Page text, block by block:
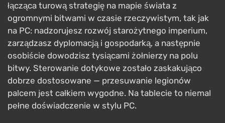
łącząca turową strategię na mapie świata z
ogromnymi bitwami w czasie rzeczywistym, tak jak
na PC: nadzorujesz rozwój starożytnego imperium,
zarządzasz dyplomacją i gospodarką, a następnie
osobiście dowodzisz tysiącami żołnierzy na polu
bitwy. Sterowanie dotykowe zostało zaskakująco
dobrze dostosowane — przesuwanie legionów
palcem jest całkiem wygodne. Na tablecie to niemal
pełne doświadczenie w stylu PC.